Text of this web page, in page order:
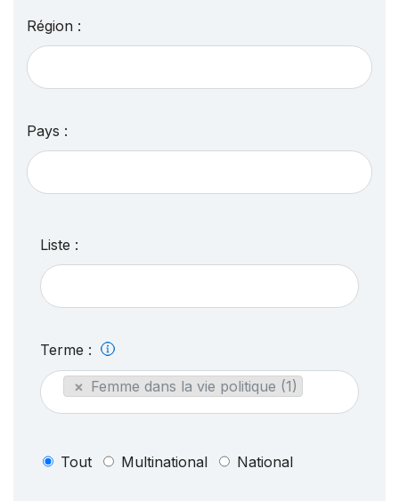
Région :
Pays :
Liste :
Terme :
× Femme dans la vie politique (1)
Tout Multinational National